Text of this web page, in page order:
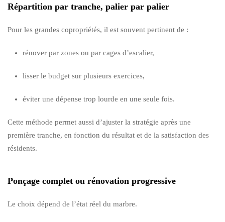
Répartition par tranche, palier par palier
Pour les grandes copropriétés, il est souvent pertinent de :
rénover par zones ou par cages d’escalier,
lisser le budget sur plusieurs exercices,
éviter une dépense trop lourde en une seule fois.
Cette méthode permet aussi d’ajuster la stratégie après une
première tranche, en fonction du résultat et de la satisfaction des
résidents.
Ponçage complet ou rénovation progressive
Le choix dépend de l’état réel du marbre.